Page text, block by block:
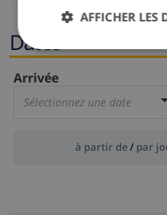
Dates
Arrivée
Sélectionnez une date
à partir de/ par
AFFICHER LES